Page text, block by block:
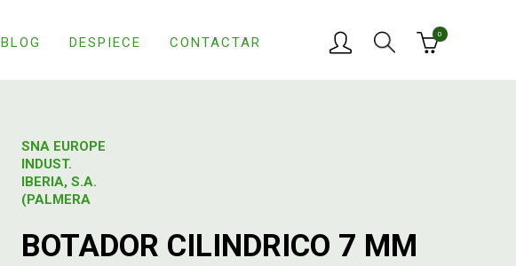
BLOG DESPIECE CONTACTAR
0
SNA EUROPE
INDUST.
IBERIA, S.A.
(PALMERA
BOTADOR CILINDRICO 7 MM